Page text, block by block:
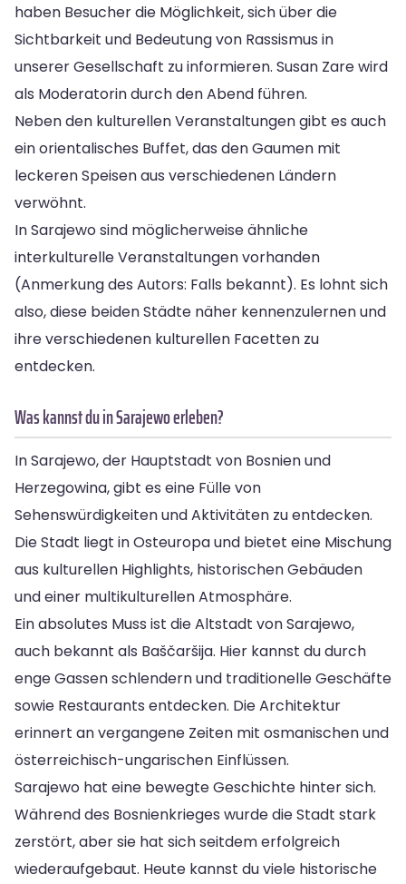
haben Besucher die Möglichkeit, sich über die
Sichtbarkeit und Bedeutung von Rassismus in
unserer Gesellschaft zu informieren. Susan Zare wird
als Moderatorin durch den Abend führen.
Neben den kulturellen Veranstaltungen gibt es auch
ein orientalisches Buffet, das den Gaumen mit
leckeren Speisen aus verschiedenen Ländern
verwöhnt.
In Sarajewo sind möglicherweise ähnliche
interkulturelle Veranstaltungen vorhanden
(Anmerkung des Autors: Falls bekannt). Es lohnt sich
also, diese beiden Städte näher kennenzulernen und
ihre verschiedenen kulturellen Facetten zu
entdecken.
Was kannst du in Sarajewo erleben?
In Sarajewo, der Hauptstadt von Bosnien und
Herzegowina, gibt es eine Fülle von
Sehenswürdigkeiten und Aktivitäten zu entdecken.
Die Stadt liegt in Osteuropa und bietet eine Mischung
aus kulturellen Highlights, historischen Gebäuden
und einer multikulturellen Atmosphäre.
Ein absolutes Muss ist die Altstadt von Sarajewo,
auch bekannt als Baščaršija. Hier kannst du durch
enge Gassen schlendern und traditionelle Geschäfte
sowie Restaurants entdecken. Die Architektur
erinnert an vergangene Zeiten mit osmanischen und
österreichisch-ungarischen Einflüssen.
Sarajewo hat eine bewegte Geschichte hinter sich.
Während des Bosnienkrieges wurde die Stadt stark
zerstört, aber sie hat sich seitdem erfolgreich
wiederaufgebaut. Heute kannst du viele historische